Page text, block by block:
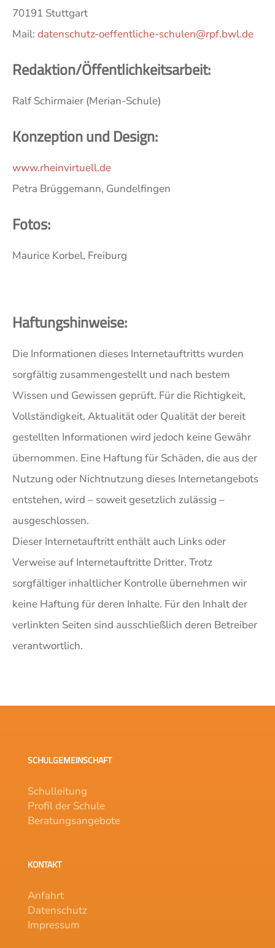
70191 Stuttgart
Mail: datenschutz-oeffentliche-schulen@rpf.bwl.de
Redaktion/Öffentlichkeitsarbeit:
Ralf Schirmaier (Merian-Schule)
Konzeption und Design:
www.rheinvirtuell.de
Petra Brüggemann, Gundelfingen
Fotos:
Maurice Korbel, Freiburg
Haftungshinweise:
Die Informationen dieses Internetauftritts wurden
sorgfältig zusammengestellt und nach bestem
Wissen und Gewissen geprüft. Für die Richtigkeit,
Vollständigkeit, Aktualität oder Qualität der bereit
gestellten Informationen wird jedoch keine Gewähr
übernommen. Eine Haftung für Schäden, die aus der
Nutzung oder Nichtnutzung dieses Internetangebots
entstehen, wird – soweit gesetzlich zulässig –
ausgeschlossen.
Dieser Internetauftritt enthält auch Links oder
Verweise auf Internetauftritte Dritter. Trotz
sorgfältiger inhaltlicher Kontrolle übernehmen wir
keine Haftung für deren Inhalte. Für den Inhalt der
verlinkten Seiten sind ausschließlich deren Betreiber
verantwortlich.
SCHULGEMEINSCHAFT
Schulleitung
Profil der Schule
Beratungsangebote
KONTAKT
Anfahrt
Datenschutz
Impressum